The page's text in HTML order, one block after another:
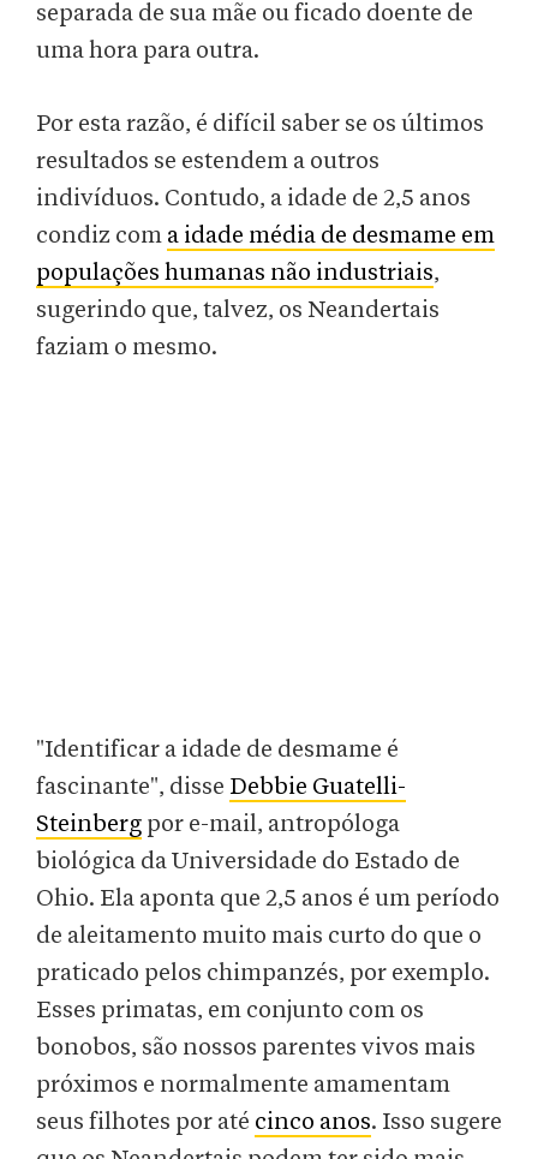
separada de sua mãe ou ficado doente de
uma hora para outra.
Por esta razão, é difícil saber se os últimos
resultados se estendem a outros
indivíduos. Contudo, a idade de 2,5 anos
condiz com a idade média de desmame em
populações humanas não industriais,
sugerindo que, talvez, os Neandertais
faziam o mesmo.
"Identificar a idade de desmame é
fascinante", disse Debbie Guatelli-
Steinberg por e-mail, antropóloga
biológica da Universidade do Estado de
Ohio. Ela aponta que 2,5 anos é um período
de aleitamento muito mais curto do que o
praticado pelos chimpanzés, por exemplo.
Esses primatas, em conjunto com os
bonobos, são nossos parentes vivos mais
próximos e normalmente amamentam
seus filhotes por até cinco anos. Isso sugere